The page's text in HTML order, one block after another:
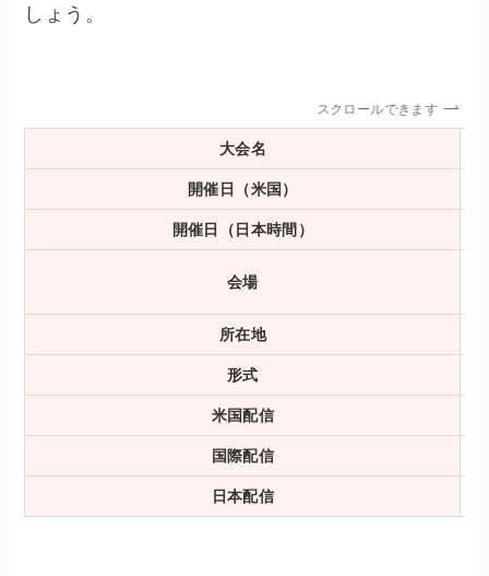
しょう。
スクロールできます
大会名
開催日（米国）
開催日（日本時間）
会場
所在地
形式
米国配信
国際配信
日本配信